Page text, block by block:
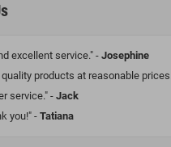
excellent service." - Josephine
products at reasonable
service." - Jack
you!" - Tatiana